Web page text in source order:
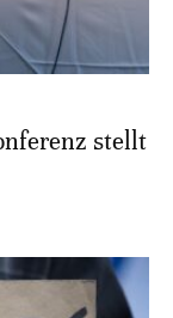
stellt